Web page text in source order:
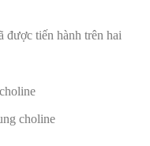
được tiến hành trên hai
choline